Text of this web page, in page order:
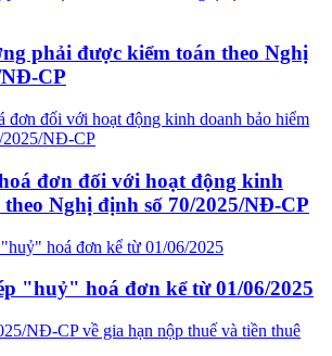
phải được kiểm toán theo Nghị
CP
đơn đối với hoạt động kinh
Nghị định số 70/2025/NĐ-CP
"huỷ" hoá đơn kể từ 01/06/2025